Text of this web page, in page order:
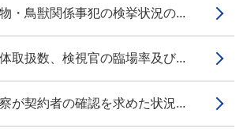
・鳥獣関係事犯の検挙状況の...
取扱数、検視官の臨場率及び...
が契約者の確認を求めた状況...